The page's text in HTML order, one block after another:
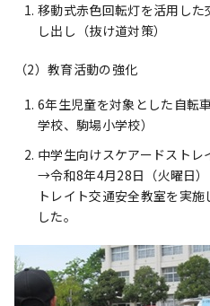
移動式赤色回転灯を活用し
し出し（抜け道対策）
（2）教育活動の強化
6年生児童を対象とした自転
学校、駒場小学校）
中学生向けスケアードスト
→令和8年4月28日（火曜日
トレイト交通安全教室を実
した。